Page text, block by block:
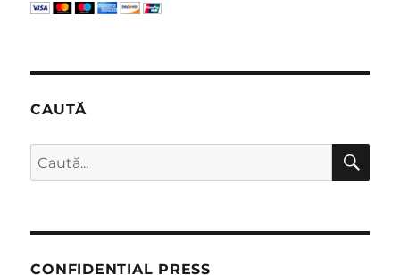
politichiei
CAUTĂ
Caută
după:
CONFIDENTIAL PRESS